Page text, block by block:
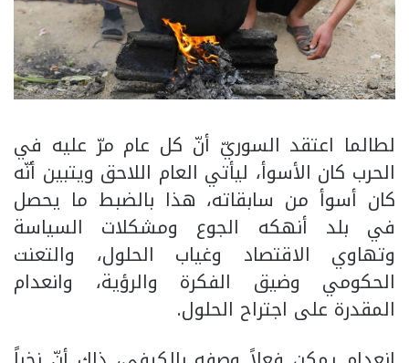
لطالما اعتقد السوريّ أنّ كل عام مرّ عليه في
الحرب كان الأسوأ، ليأتي العام اللاحق ويتبين أنّه
كان أسوأ من سابقاته، هذا بالضبط ما يحصل
في بلد أنهكه الجوع ومشكلات السياسة
وتهاوي الاقتصاد وغياب الحلول، والتعنت
الحكومي وضيق الفكرة والرؤية، وانعدام
المقدرة على اجتراح الحلول.